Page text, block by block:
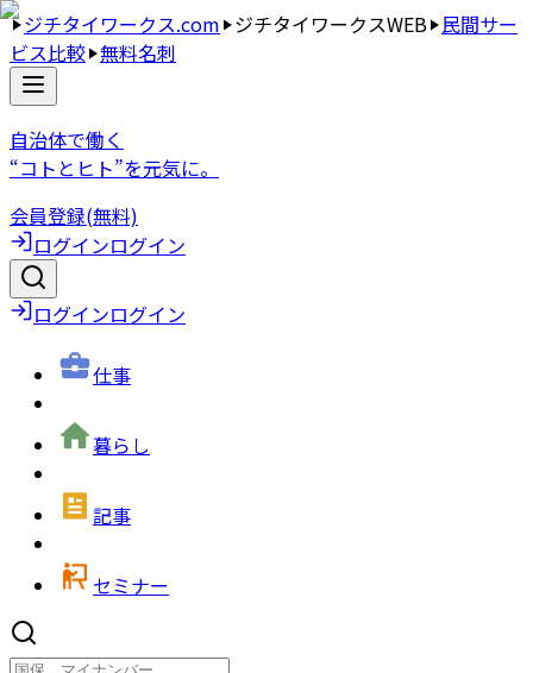
ジチタイワークス.com ジチタイワークスWEB 民間サー
ビス比較 無料名刺
自治体で働く
“コトとヒト”を元気に。
会員登録(無料)
ログインログイン
ログインログイン
仕事
暮らし
記事
セミナー